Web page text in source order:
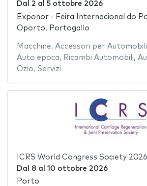
Dal 2 al 5 ottobre 2026
Exponor - Feira Internacional do
Oporto, Portogallo
Macchine, Accessori per Automobili
Auto epoca, Ricambi Automobili,
Ozio, Servizi
ICRS World Congress Society 2026
Dal 8 al 10 ottobre 2026
Porto